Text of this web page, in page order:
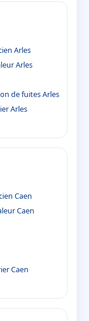
Arles
Arles
de fuites Arles
Arles
Caen
Caen
Caen